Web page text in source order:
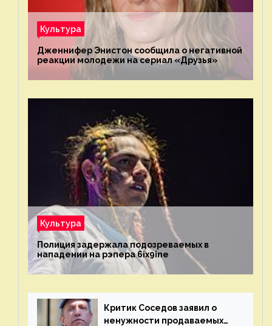
Культура
Дженнифер Энистон сообщила о негативной
реакции молодежи на сериал «Друзья»
Культура
Полиция задержала подозреваемых в
нападении на рэпера 6ix9ine
Критик Соседов заявил о
ненужности продаваемых